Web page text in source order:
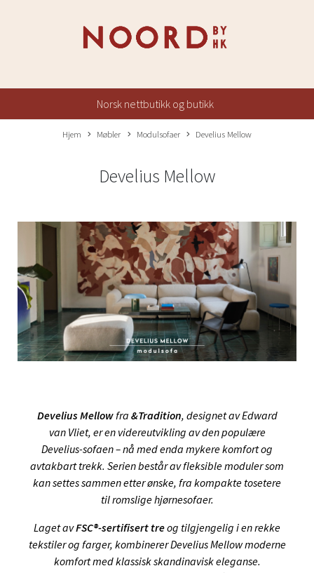
Norsk nettbutikk og butikk
Hjem Møbler Modulsofaer Develius Mellow
Develius Mellow
Develius Mellowfra &Tradition, designet av Edward
van Vliet, er en videreutvikling av den populære
Develius-sofaen – nå med enda mykere komfort og
avtakbart trekk. Serien består av fleksible moduler som
kan settes sammen etter ønske, fra kompakte tosetere
til romslige hjørnesofaer.
Laget avFSC®-sertifisert treog tilgjengelig i en rekke
tekstiler og farger, kombinerer Develius Mellow moderne
komfort med klassisk skandinavisk eleganse.